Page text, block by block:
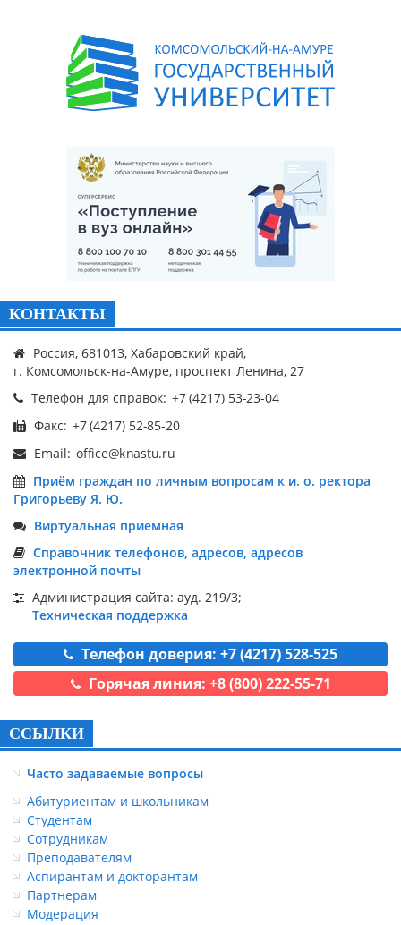
КОНТАКТЫ
Россия, 681013, Хабаровский край,
г. Комсомольск-на-Амуре, проспект Ленина, 27
Телефон для справок:
Факс:
Email:
Приём граждан по личным вопросам к и. о. ректора
Григорьеву Я. Ю.
Виртуальная приемная
Справочник телефонов, адресов, адресов
электронной почты
Администрация сайта: ауд. 219/3;
Техническая поддержка
Телефон доверия: +7 (4217) 528-525
Горячая линия: +8 (800) 222-55-71
ССЫЛКИ
Часто задаваемые вопросы
Абитуриентам и школьникам
Студентам
Сотрудникам
Преподавателям
Аспирантам и докторантам
Партнерам
Модерация